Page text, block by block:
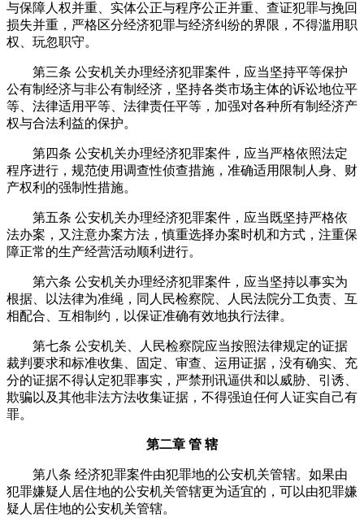
与保障人权并重、实体公正与程序公正并重、查证犯罪与挽回
损失并重，严格区分经济犯罪与经济纠纷的界限，不得滥用职
权、玩忽职守。
第三条 公安机关办理经济犯罪案件，应当坚持平等保护
公有制经济与非公有制经济，坚持各类市场主体的诉讼地位平
等、法律适用平等、法律责任平等，加强对各种所有制经济产
权与合法利益的保护。
第四条 公安机关办理经济犯罪案件，应当严格依照法定
程序进行，规范使用调查性侦查措施，准确适用限制人身、财
产权利的强制性措施。
第五条 公安机关办理经济犯罪案件，应当既坚持严格依
法办案，又注意办案方法，慎重选择办案时机和方式，注重保
障正常的生产经营活动顺利进行。
第六条 公安机关办理经济犯罪案件，应当坚持以事实为
根据、以法律为准绳，同人民检察院、人民法院分工负责、互
相配合、互相制约，以保证准确有效地执行法律。
第七条 公安机关、人民检察院应当按照法律规定的证据
裁判要求和标准收集、固定、审查、运用证据，没有确实、充
分的证据不得认定犯罪事实，严禁刑讯逼供和以威胁、引诱、
欺骗以及其他非法方法收集证据，不得强迫任何人证实自己有
罪。
第二章 管 辖
第八条 经济犯罪案件由犯罪地的公安机关管辖。如果由
犯罪嫌疑人居住地的公安机关管辖更为适宜的，可以由犯罪嫌
疑人居住地的公安机关管辖。